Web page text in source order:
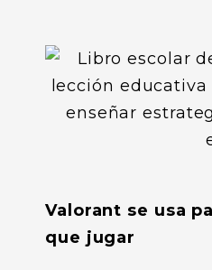
Valorant se usa
que jugar